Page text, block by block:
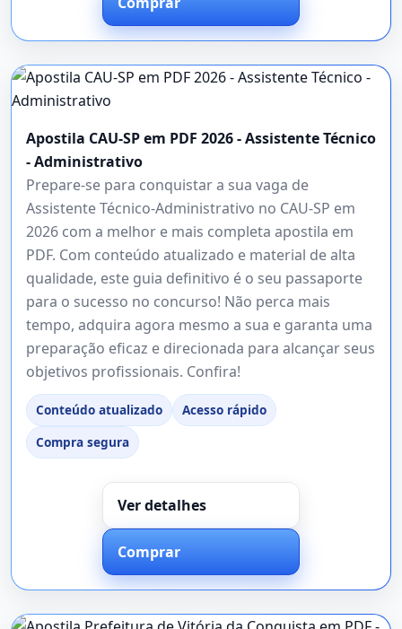
Apostila CAU-SP em PDF 2026 - Assistente Técnico
- Administrativo
Prepare-se para conquistar a sua vaga de
Assistente Técnico-Administrativo no CAU-SP em
2026 com a melhor e mais completa apostila em
PDF. Com conteúdo atualizado e material de alta
qualidade, este guia definitivo é o seu passaporte
para o sucesso no concurso! Não perca mais
tempo, adquira agora mesmo a sua e garanta uma
preparação eficaz e direcionada para alcançar seus
objetivos profissionais. Confira!
Conteúdo atualizado
Acesso rápido
Compra segura
Ver detalhes
Comprar